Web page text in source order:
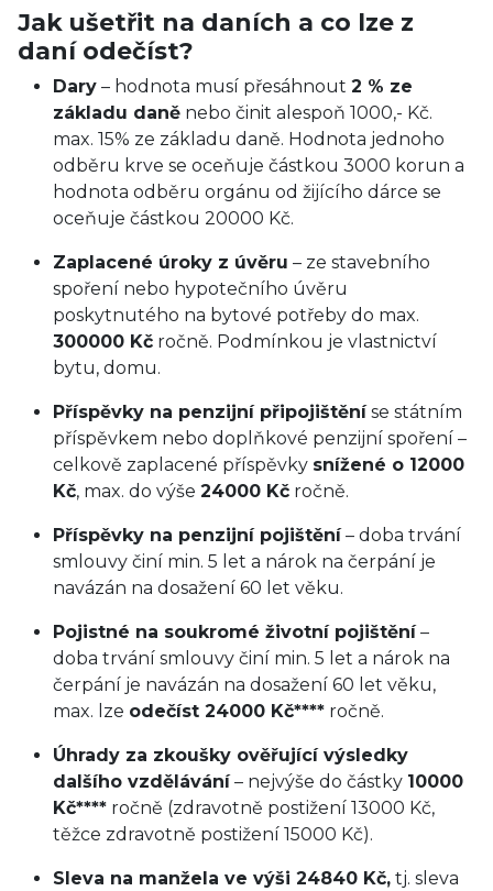
Jak ušetřit na daních a co lze z
daní odečíst?
Dary – hodnota musí přesáhnout 2 % ze
základu daně nebo činit alespoň 1000,- Kč.
max. 15% ze základu daně. Hodnota jednoho
odběru krve se oceňuje částkou 3000 korun a
hodnota odběru orgánu od žijícího dárce se
oceňuje částkou 20000 Kč.
Zaplacené úroky z úvěru – ze stavebního
spoření nebo hypotečního úvěru
poskytnutého na bytové potřeby do max.
300000 Kč ročně. Podmínkou je vlastnictví
bytu, domu.
Příspěvky na penzijní připojištěníse státním
příspěvkem nebo doplňkové penzijní spoření –
celkově zaplacené příspěvky snížené o 12000
Kč, max. do výše 24000 Kč ročně.
Příspěvky na penzijní pojištění– doba trvání
smlouvy činí min. 5 let a nárok na čerpání je
navázán na dosažení 60 let věku.
Pojistné na soukromé životní pojištění–
doba trvání smlouvy činí min. 5 let a nárok na
čerpání je navázán na dosažení 60 let věku,
max. lze odečíst 24000 Kč**** ročně.
Úhrady za zkoušky ověřující výsledky
dalšího vzdělávání– nejvýše do částky 10000
Kč**** ročně (zdravotně postižení 13000 Kč,
těžce zdravotně postižení 15000 Kč).
Sleva na manžela ve výši 24840 Kč, tj. sleva